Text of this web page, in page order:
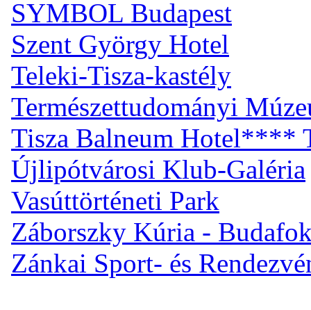
SYMBOL Budapest
Szent György Hotel
Teleki-Tisza-kastély
Természettudományi
Tisza Balneum Hotel****
Újlipótvárosi Klub-Galéria
Vasúttörténeti Park
Záborszky Kúria -
Zánkai Sport- és